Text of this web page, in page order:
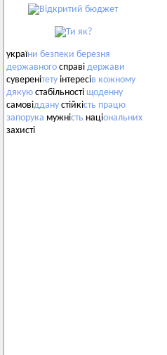
україни безпеки березня
державного справі держави
суверенітету інтересів кожному
дякую стабільності щоденну
самовіддану стійкість працю
запорука мужність національних
захисті